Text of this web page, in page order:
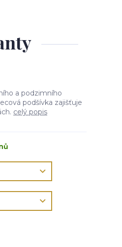
a podzimního
podšívka zajišťuje
celý popis